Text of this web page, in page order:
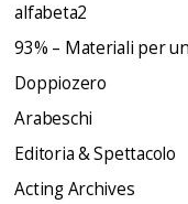
alfabeta2
93% – Materiali per
Doppiozero
Arabeschi
Editoria & Spettacolo
Acting Archives